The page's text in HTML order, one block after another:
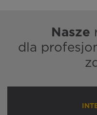
Nasze
dla